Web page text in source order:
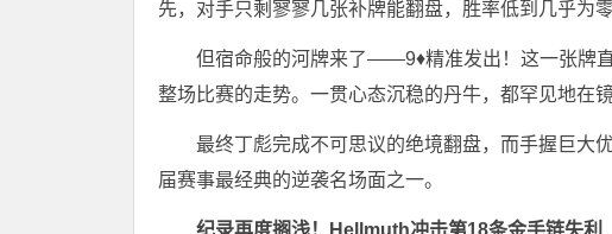
先，对手只剩寥寥几张补牌能翻盘，胜率低到几乎为零
但宿命般的河牌来了——9♦精准发出！这一张牌
整场比赛的走势。一贯心态沉稳的丹牛，都罕见地在
最终丁彪完成不可思议的绝境翻盘，而手握巨大
届赛事最经典的逆袭名场面之一。
纪录再度搁浅！Hellmuth冲击第18条金手链失利